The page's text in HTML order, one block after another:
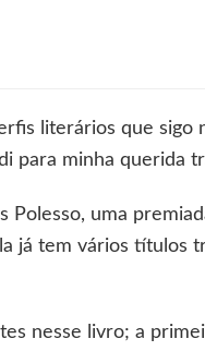
literários que sigo
para minha querida
Polesso, uma
já tem vários títulos
nesse livro; a